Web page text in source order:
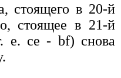
стоящего в 20-й
стоящее в 21-й
е. се - bf) снова